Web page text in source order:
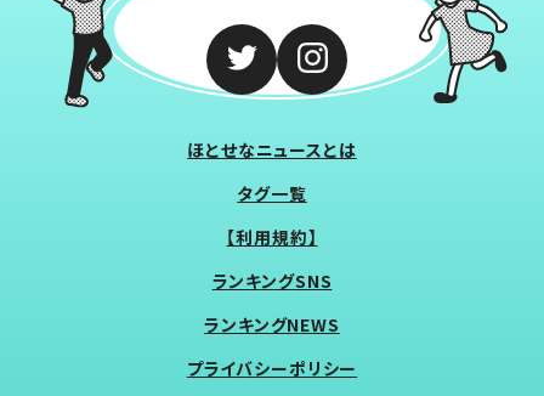
ほとせなニュースとは
タグ一覧
【利用規約】
ランキングSNS
ランキングNEWS
プライバシーポリシー